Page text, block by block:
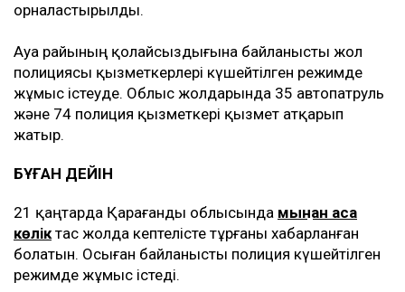
орналастырылды.
Ауа райының қолайсыздығына байланысты жол
полициясы қызметкерлері күшейтілген режимде
жұмыс істеуде. Облыс жолдарында 35 автопатруль
және 74 полиция қызметкері қызмет атқарып
жатыр.
БҰҒАН ДЕЙІН
21 қаңтарда Қарағанды облысында мыңнан аса
көліктас жолда кептелісте тұрғаны хабарланған
болатын. Осыған байланысты полиция күшейтілген
режимде жұмыс істеді.